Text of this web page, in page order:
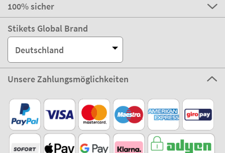
100% sicher
Stikets Global Brand
Deutschland
Unsere Zahlungsmöglichkeiten